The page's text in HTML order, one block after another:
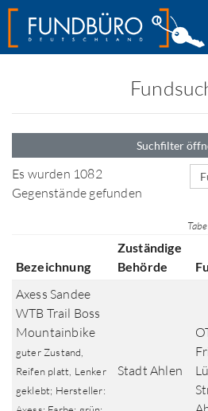
Suchfilter
Es wurden 1082
Gegenstände gefunden
Bezeichnung
Zuständige
Behörde
Axess Sandee
WTB Trail Boss
Mountainbike
guter Zustand,
Reifen platt, Lenker
geklebt; Hersteller:
Stadt Ahlen